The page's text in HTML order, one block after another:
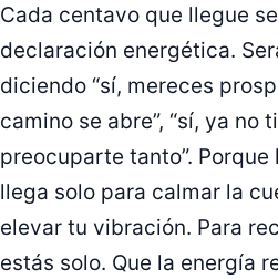
Cada centavo que llegue
declaración energética.
diciendo “sí, mereces
camino se abre”, “sí, ya no
preocuparte tanto”.
llega solo para calmar la
elevar tu vibración. Para
estás solo. Que la energía